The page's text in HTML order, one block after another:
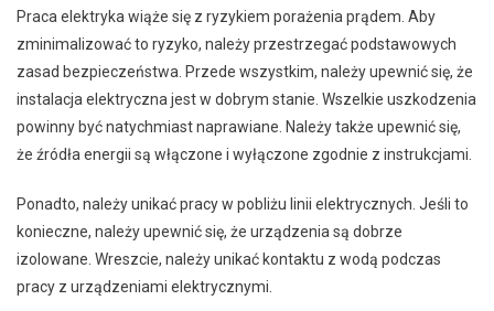
Praca elektryka wiąże się z ryzykiem porażenia prądem. Aby
zminimalizować to ryzyko, należy przestrzegać podstawowych
zasad bezpieczeństwa. Przede wszystkim, należy upewnić się, że
instalacja elektryczna jest w dobrym stanie. Wszelkie uszkodzenia
powinny być natychmiast naprawiane. Należy także upewnić się,
że źródła energii są włączone i wyłączone zgodnie z instrukcjami.
Ponadto, należy unikać pracy w pobliżu linii elektrycznych. Jeśli to
konieczne, należy upewnić się, że urządzenia są dobrze
izolowane. Wreszcie, należy unikać kontaktu z wodą podczas
pracy z urządzeniami elektrycznymi.